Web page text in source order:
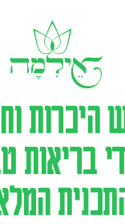
היכרות
בריאות